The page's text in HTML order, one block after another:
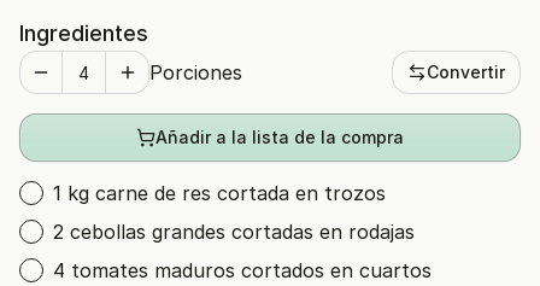
Ingredientes
Porciones Convertir
Añadir a la lista de la compra
1 kg carne de res cortada en trozos
2 cebollas grandes cortadas en rodajas
4 tomates maduros cortados en cuartos